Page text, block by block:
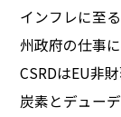
インフレに至
州政府の仕事
CSRDはEU非
炭素とデュー